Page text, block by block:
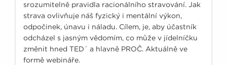
srozumitelně pravidla racionálního stravování. Jak
strava ovlivňuje náš fyzický i mentální výkon,
odpočinek, únavu i náladu. Cílem, je, aby účastník
odcházel s jasným vědomím, co může v jídelníčku
změnit hned TED´ a hlavně PROČ. Aktuálně ve
formě webináře.